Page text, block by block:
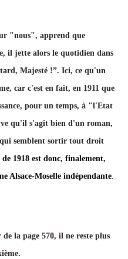
"nous", apprend que
il jette alors le quotidien dans
Majesté !”. Ici, ce qu'un
car c'est en fait, en 1911 que
pour un temps, à "l'Etat
qu'il s'agit bien d'un roman,
qui semblent sortir tout droit
1918 est donc, finalement,
Alsace-Moselle indépendante.
la page 570, il ne reste plus